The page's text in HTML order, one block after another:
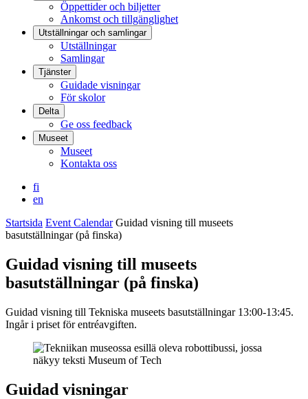
Öppettider och biljetter
Ankomst och tillgänglighet
Utställningar och samlingar
Utställningar
Samlingar
Tjänster
Guidade visningar
För skolor
Delta
Ge oss feedback
Museet
Museet
Kontakta oss
fi
en
Startsida Event Calendar Guidad visning till museets
basutställningar (på finska)
Guidad visning till museets
basutställningar (på finska)
Guidad visning till Tekniska museets basutställningar 13:00-13:45.
Ingår i priset för entréavgiften.
Guidad visningar